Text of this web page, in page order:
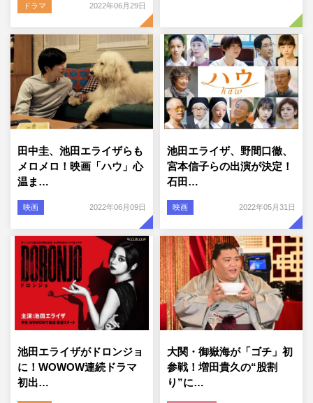
ドラマ 2022年06月29日
田中圭、池田エライザらも
メロメロ！映画「ハウ」心
温ま…
映画 2022年06月09日
池田エライザ、野間口徹、
宮本信子らの出演が決定！
石田…
映画 2022年05月31日
池田エライザがドロンジョ
に！WOWOW連続ドラマ
初出…
大関・御嶽海が「ゴチ」初
参戦！増田貴久の“股割
り”に…